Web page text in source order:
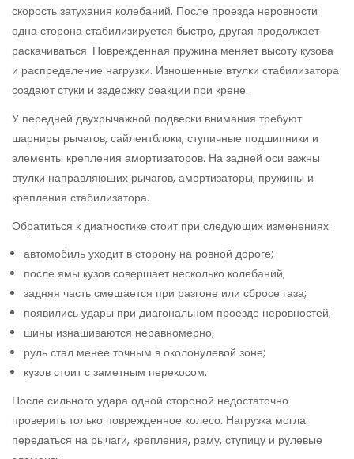
скорость затухания колебаний. После проезда неровности
одна сторона стабилизируется быстро, другая продолжает
раскачиваться. Поврежденная пружина меняет высоту кузова
и распределение нагрузки. Изношенные втулки стабилизатора
создают стуки и задержку реакции при крене.
У передней двухрычажной подвески внимания требуют
шарниры рычагов, сайлентблоки, ступичные подшипники и
элементы крепления амортизаторов. На задней оси важны
втулки направляющих рычагов, амортизаторы, пружины и
крепления стабилизатора.
Обратиться к диагностике стоит при следующих изменениях:
автомобиль уходит в сторону на ровной дороге;
после ямы кузов совершает несколько колебаний;
задняя часть смещается при разгоне или сбросе газа;
появились удары при диагональном проезде неровностей;
шины изнашиваются неравномерно;
руль стал менее точным в околонулевой зоне;
кузов стоит с заметным перекосом.
После сильного удара одной стороной недостаточно
проверить только поврежденное колесо. Нагрузка могла
передаться на рычаги, крепления, раму, ступицу и рулевые